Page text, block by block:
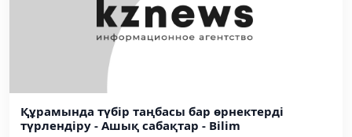
Құрамында түбір таңбасы бар өрнектерді
түрлендіру - Ашық сабақтар - Bilim